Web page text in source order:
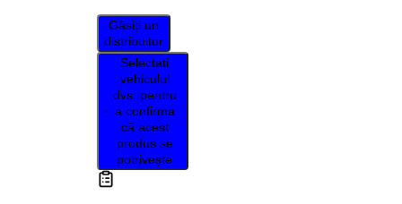
Găsiți un
distribuitor
Selectați
vehiculul
dvs. pentru
a confirma
că acest
produs se
potrivește